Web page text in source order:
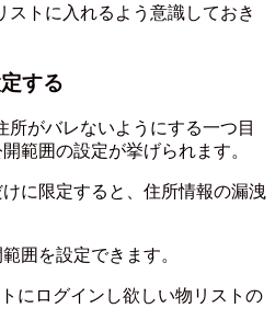
ストに入れるよう意識しておき
する
所がバレないようにする一つ目
範囲の設定が挙げられます。
に限定すると、住所情報の漏洩
囲を設定できます。
にログインし欲しい物リストの